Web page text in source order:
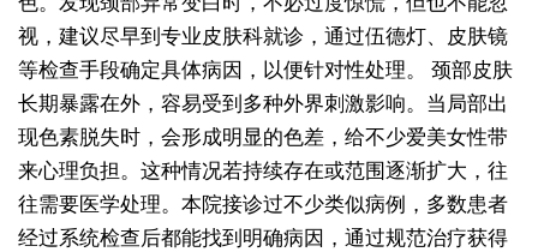
视，建议尽早到专业皮肤科就诊，通过伍德灯、皮肤镜
等检查手段确定具体病因，以便针对性处理。
颈部皮肤
长期暴露在外，容易受到多种外界刺激影响。当局部出
现色素脱失时，会形成明显的色差，给不少爱美女性带
来心理负担。这种情况若持续存在或范围逐渐扩大，往
往需要医学处理。本院接诊过不少类似病例，多数患者
经过系统检查后都能找到明确病因，通过规范治疗获得